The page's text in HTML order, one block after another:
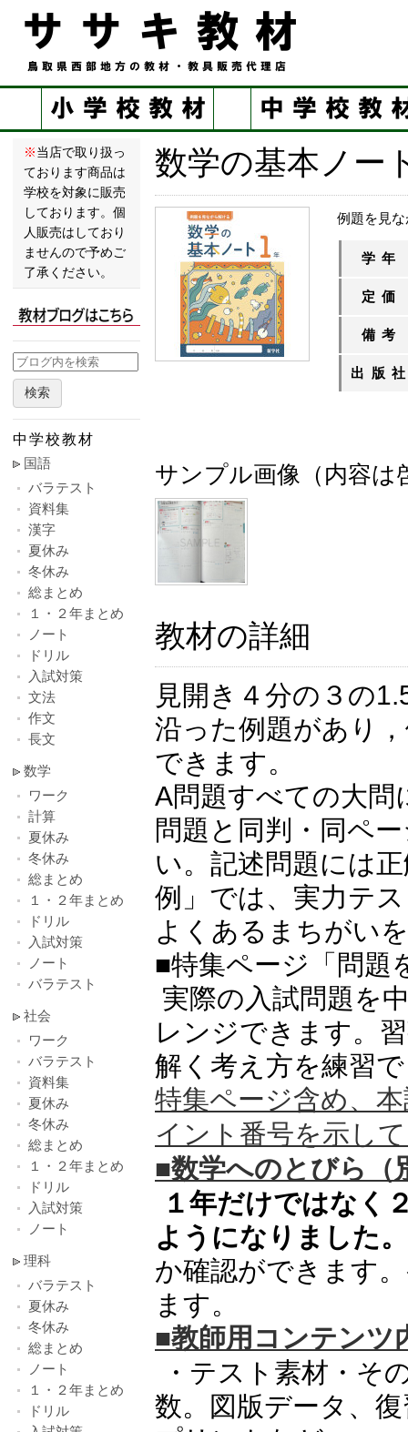
数学の基本ノー
例題を見
学年
定価
備考
出版
サンプル画像（内容は
教材の詳細
見開き４分の３の
沿った例題があり
できます。
A問題すべての大問
問題と同判・同ペ
い。記述問題には
例」では、実力テ
よくあるまちがい
■特集ページ「問題
実際の入試問題を
レンジできます。
解く考え方を練習
特集ページ含め、
イント番号を示し
■数学へのとびら（
１年だけではなく
ようになりました。
か確認ができます
ます。
■教師用コンテンツ
・テスト素材・そ
数。図版データ、
※ 当店で取り扱っ
ております商品は
学校を対象に販売
しております。個
人販売はしており
ませんので予めご
了承ください。
検索
中学校教材
国語
バラテスト
資料集
漢字
夏休み
冬休み
総まとめ
１・２年まとめ
ノート
ドリル
入試対策
文法
作文
長文
数学
ワーク
計算
夏休み
冬休み
総まとめ
１・２年まとめ
ドリル
入試対策
ノート
バラテスト
社会
ワーク
バラテスト
資料集
夏休み
冬休み
総まとめ
１・２年まとめ
ドリル
入試対策
ノート
理科
バラテスト
夏休み
冬休み
総まとめ
ノート
１・２年まとめ
ドリル